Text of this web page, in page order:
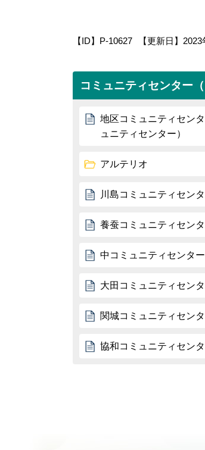
【ID】 P-10627 【更新日】 2023
コミュニティセンター（
地区コミュニティセン
ュニティセンター）
アルテリオ
川島コミュニティセン
養蚕コミュニティセン
中コミュニティセンター
大田コミュニティセン
関城コミュニティセン
協和コミュニティセン